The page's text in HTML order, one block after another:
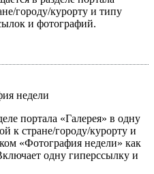
городу/курорту и типу
и фотографий.
недели
портала «Галерея» в одну
к стране/городу/курорту и
«Фотография недели» как
одну гиперссылку и